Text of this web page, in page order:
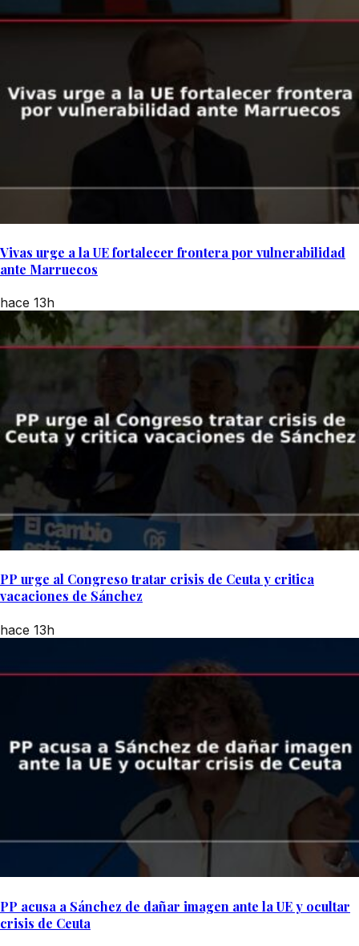
Vivas urge a la UE fortalecer frontera por vulnerabilidad
ante Marruecos
hace 13h
PP urge al Congreso tratar crisis de Ceuta y critica
vacaciones de Sánchez
hace 13h
PP acusa a Sánchez de dañar imagen ante la UE y ocultar
crisis de Ceuta